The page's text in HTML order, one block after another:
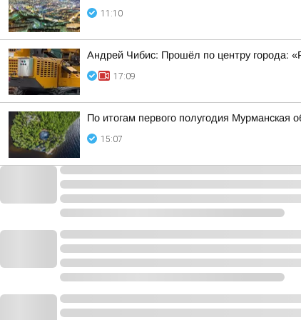
11:10
Андрей Чибис: Прошёл по центру города:
17:09
По итогам первого полугодия Мурманская
15:07